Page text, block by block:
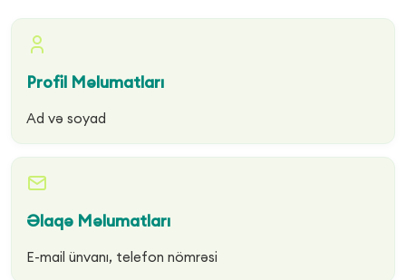
Profil Məlumatları
Ad və soyad
Əlaqə Məlumatları
E-mail ünvanı, telefon nömrəsi